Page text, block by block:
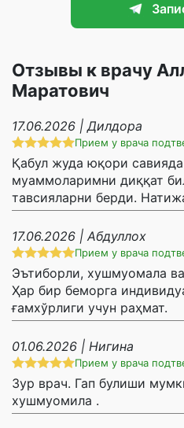
Отзывы к врачу
Маратович
17.06.2026 | Дилдора
Прием у врача
Қабул жуда юқори
муаммоларимни диққат
тавсияларни берди.
17.06.2026 | Абдуллох
Прием у врача
Эътиборли, хушмуомала
Ҳар бир беморга
ғамхўрлиги учун раҳмат.
01.06.2026 | Нигина
Прием у врача
Зур врач. Гап булиши
хушмуомила .